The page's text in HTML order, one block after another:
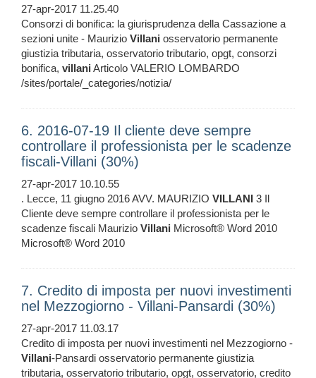
27-apr-2017 11.25.40
Consorzi di bonifica: la giurisprudenza della Cassazione a
sezioni unite - Maurizio Villani osservatorio permanente
giustizia tributaria, osservatorio tributario, opgt, consorzi
bonifica, villani Articolo VALERIO LOMBARDO
/sites/portale/_categories/notizia/
6. 2016-07-19 Il cliente deve sempre
controllare il professionista per le scadenze
fiscali-Villani (30%)
27-apr-2017 10.10.55
. Lecce, 11 giugno 2016 AVV. MAURIZIO VILLANI 3 Il
Cliente deve sempre controllare il professionista per le
scadenze fiscali Maurizio Villani Microsoft® Word 2010
Microsoft® Word 2010
7. Credito di imposta per nuovi investimenti
nel Mezzogiorno - Villani-Pansardi (30%)
27-apr-2017 11.03.17
Credito di imposta per nuovi investimenti nel Mezzogiorno -
Villani-Pansardi osservatorio permanente giustizia
tributaria, osservatorio tributario, opgt, osservatorio, credito